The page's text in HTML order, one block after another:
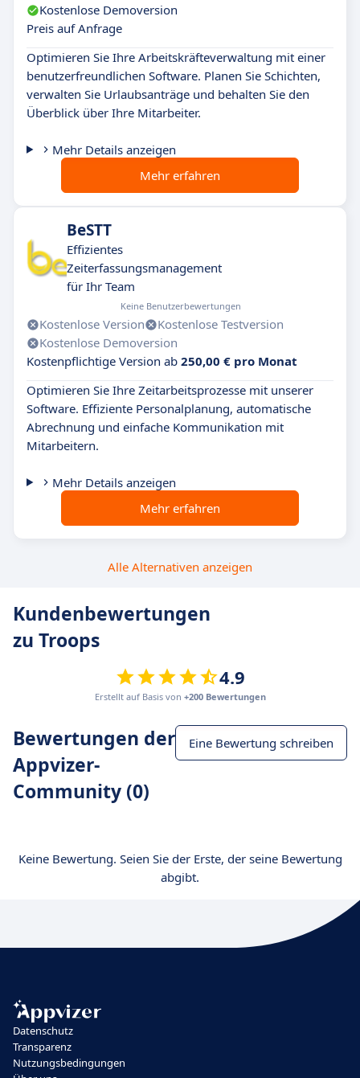
Kostenlose Demoversion
Preis auf Anfrage
Optimieren Sie Ihre Arbeitskräfteverwaltung mit einer
benutzerfreundlichen Software. Planen Sie Schichten,
verwalten Sie Urlaubsanträge und behalten Sie den
Überblick über Ihre Mitarbeiter.
Mehr Details anzeigen
Mehr erfahren
BeSTT
Effizientes
Zeiterfassungsmanagement
für Ihr Team
Keine Benutzerbewertungen
Kostenlose Version
Kostenlose Testversion
Kostenlose Demoversion
Kostenpflichtige Version ab 250,00 € pro Monat
Optimieren Sie Ihre Zeitarbeitsprozesse mit unserer
Software. Effiziente Personalplanung, automatische
Abrechnung und einfache Kommunikation mit
Mitarbeitern.
Mehr Details anzeigen
Mehr erfahren
Alle Alternativen anzeigen
Kundenbewertungen
zu Troops
4.9
Erstellt auf Basis von +200 Bewertungen
Bewertungen der
Appvizer-
Community (0)
Eine Bewertung schreiben
Keine Bewertung. Seien Sie der Erste, der seine Bewertung
abgibt.
Datenschutz
Transparenz
Nutzungsbedingungen